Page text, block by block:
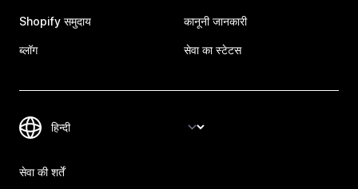
Shopify समुदाय
ब्लॉग
कानूनी जानकारी
सेवा का स्टेटस
सेवा की शर्तें